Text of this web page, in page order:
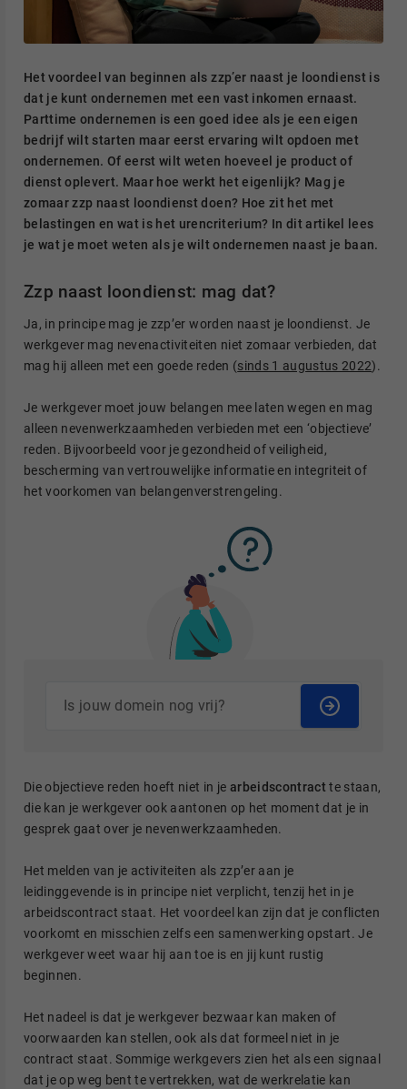
Het voordeel van beginnen als zzp’er naast je loondienst is
dat je kunt ondernemen met een vast inkomen ernaast.
Parttime ondernemen is een goed idee als je een eigen
bedrijf wilt starten maar eerst ervaring wilt opdoen met
ondernemen. Of eerst wilt weten hoeveel je product of
dienst oplevert. Maar hoe werkt het eigenlijk? Mag je
zomaar zzp naast loondienst doen? Hoe zit het met
belastingen en wat is het urencriterium? In dit artikel lees
je wat je moet weten als je wilt ondernemen naast je baan.
Zzp naast loondienst: mag dat?
Ja, in principe mag je zzp’er worden naast je loondienst. Je
werkgever mag nevenactiviteiten niet zomaar verbieden, dat
mag hij alleen met een goede reden (sinds 1 augustus 2022).
Je werkgever moet jouw belangen mee laten wegen en mag
alleen nevenwerkzaamheden verbieden met een ‘objectieve’
reden. Bijvoorbeeld voor je gezondheid of veiligheid,
bescherming van vertrouwelijke informatie en integriteit of
het voorkomen van belangenverstrengeling.
Die objectieve reden hoeft niet in je arbeidscontract te staan,
die kan je werkgever ook aantonen op het moment dat je in
gesprek gaat over je nevenwerkzaamheden.
Het melden van je activiteiten als zzp’er aan je
leidinggevende is in principe niet verplicht, tenzij het in je
arbeidscontract staat. Het voordeel kan zijn dat je conflicten
voorkomt en misschien zelfs een samenwerking opstart. Je
werkgever weet waar hij aan toe is en jij kunt rustig
beginnen.
Het nadeel is dat je werkgever bezwaar kan maken of
voorwaarden kan stellen, ook als dat formeel niet in je
contract staat. Sommige werkgevers zien het als een signaal
dat je op weg bent te vertrekken, wat de werkrelatie kan